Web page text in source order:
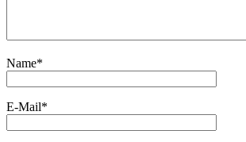
Name*
E-Mail*